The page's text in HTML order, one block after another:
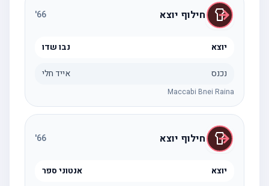
חילוף יוצא 66
'
יוצא נבו שדו
נכנס אייד חלי
Maccabi Bnei Raina
חילוף יוצא 66
'
יוצא אנטוני ספר